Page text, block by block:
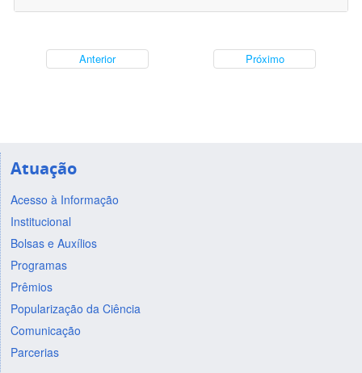
Anterior Próximo
Atuação
Acesso à Informação
Institucional
Bolsas e Auxílios
Programas
Prêmios
Popularização da Ciência
Comunicação
Parcerias